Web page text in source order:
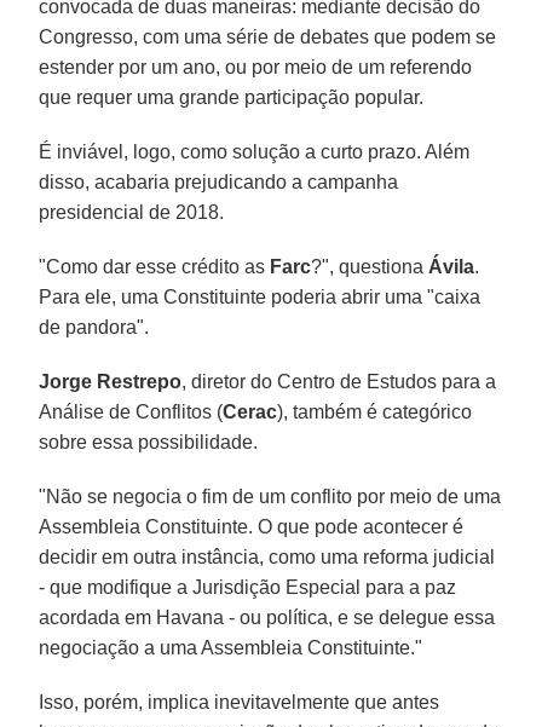
convocada de duas maneiras: mediante decisão do
Congresso, com uma série de debates que podem se
estender por um ano, ou por meio de um referendo
que requer uma grande participação popular.
É inviável, logo, como solução a curto prazo. Além
disso, acabaria prejudicando a campanha
presidencial de 2018.
"Como dar esse crédito as Farc?", questiona Ávila.
Para ele, uma Constituinte poderia abrir uma "caixa
de pandora".
Jorge Restrepo, diretor do Centro de Estudos para a
Análise de Conflitos (Cerac), também é categórico
sobre essa possibilidade.
"Não se negocia o fim de um conflito por meio de uma
Assembleia Constituinte. O que pode acontecer é
decidir em outra instância, como uma reforma judicial
- que modifique a Jurisdição Especial para a paz
acordada em Havana - ou política, e se delegue essa
negociação a uma Assembleia Constituinte."
Isso, porém, implica inevitavelmente que antes